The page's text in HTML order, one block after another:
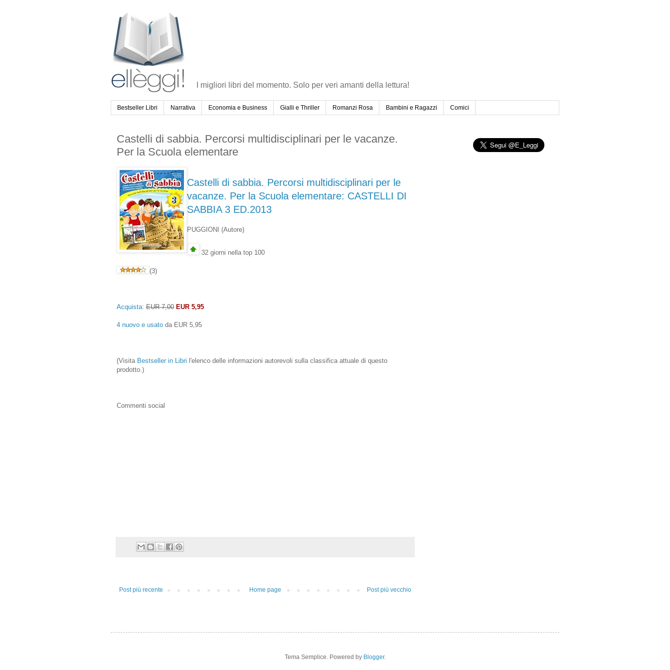
I migliori libri del momento. Solo per veri amanti della lettura!
Bestseller Libri Narrativa Economia e Business Gialli e Thriller Romanzi Rosa Bambini e Ragazzi Comici
Castelli di sabbia. Percorsi multidisciplinari per le vacanze.
Per la Scuola elementare
Castelli di sabbia. Percorsi multidisciplinari per le
vacanze. Per la Scuola elementare: CASTELLI DI
SABBIA 3 ED.2013
PUGGIONI (Autore)
32 giorni nella top 100
(3)
Acquista: EUR 7,00 EUR 5,95
4 nuovo e usato da EUR 5,95
(Visita Bestseller in Libri l'elenco delle informazioni autorevoli sulla classifica attuale di questo
prodotto.)
Commenti social
Post più recente Post più vecchio
Home page
Tema Semplice. Powered by Blogger.